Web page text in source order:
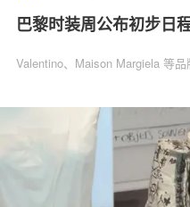
巴黎时装周公布初步日
Valentino、Maison Margiela 等品